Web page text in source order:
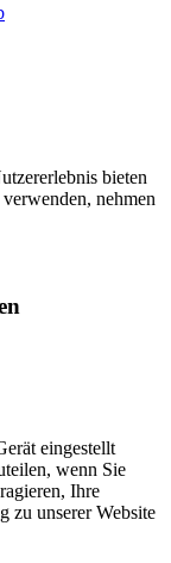
bieten
nehmen
eingestellt
wenn Sie
Ihre
zu unserer Website